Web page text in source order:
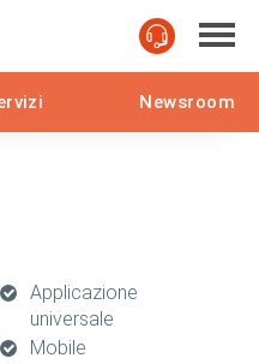
Newsroom
Applicazione
universale
Mobile